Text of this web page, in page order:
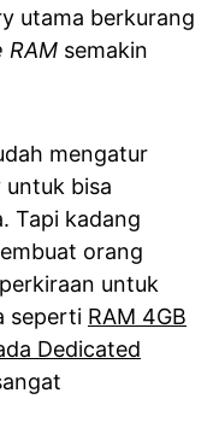
utama berkurang
RAM semakin
mengatur
untuk bisa
Tapi kadang
orang
untuk
seperti RAM 4GB
Dedicated